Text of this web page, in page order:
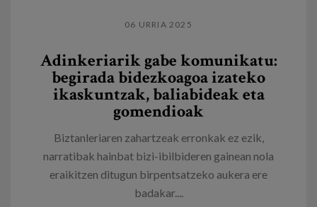
06 URRIA 2025
Adinkeriarik gabe komunikatu:
begirada bidezkoagoa izateko
ikaskuntzak, baliabideak eta
gomendioak
Biztanleriaren zahartzeak erronkak ez ezik,
narratibak hainbat bizi-ibilbideren gainean nola
eraikitzen ditugun birpentsatzeko aukera ere
badakar....